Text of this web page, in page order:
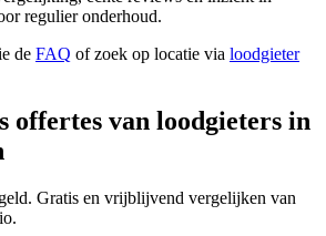
regulier onderhoud.
de FAQ of zoek op locatie via loodgieter
offertes van loodgieters in
Gratis en vrijblijvend vergelijken van